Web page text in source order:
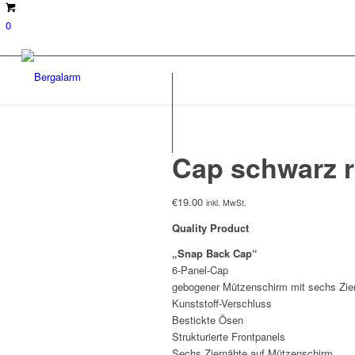
0
Cap schwarz
€19.00 inkl. MwSt.
Quality Product
„Snap Back Cap“
6-Panel-Cap
gebogener Mützenschirm mit sechs
Kunststoff-Verschluss
Bestickte Ösen
Strukturierte Frontpanels